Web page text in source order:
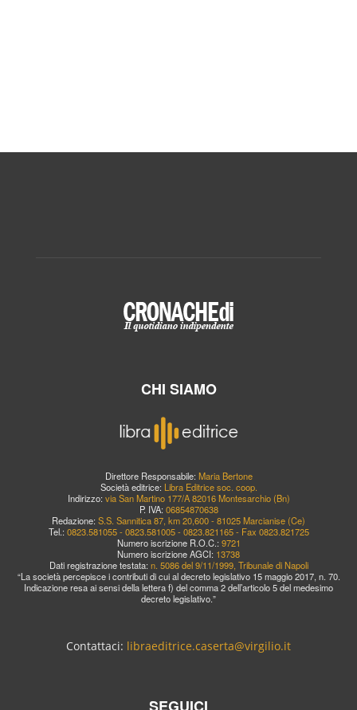
CHI SIAMO
Direttore Responsabile: Maria Bertone
Società editrice: Libra Editrice soc. coop.
Indirizzo: via San Martino 177/A 82016 Montesarchio (Bn)
P. IVA: 06854870638
Redazione: S.S. Sannitica 87, km 20,600 - 81025 Marcianise (Ce)
Tel.: 0823.581055 - 0823.581005 - 0823.821165 - Fax 0823.821725
Numero iscrizione R.O.C.: 9721
Numero iscrizione AGCI: 13738
Dati registrazione testata: n. 5086 del 9/11/1999, Tribunale di Napoli
“La società percepisce i contributi di cui al decreto legislativo 15 maggio 2017, n. 70.
Indicazione resa ai sensi della lettera f) del comma 2 dell’articolo 5 del medesimo
decreto legislativo.”
Contattaci: libraeditrice.caserta@virgilio.it